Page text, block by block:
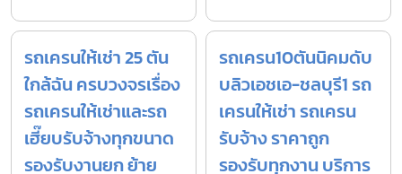
รถเครนให้เช่า 25 ตัน
ใกล้ฉัน ครบวงจรเรื่อง
รถเครนให้เช่าและรถ
เฮี๊ยบรับจ้างทุกขนาด
รองรับงานยก ย้าย
รถเครน10ตันนิคมดับ
บลิวเอชเอ-ชลบุรี1 รถ
เครนให้เช่า รถเครน
รับจ้าง ราคาถูก
รองรับทุกงาน บริการ